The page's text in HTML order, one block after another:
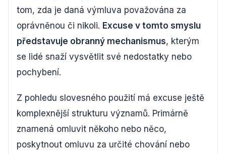
tom, zda je daná výmluva považována za
oprávněnou či nikoli. Excuse v tomto smyslu
představuje obranný mechanismus, kterým
se lidé snaží vysvětlit své nedostatky nebo
pochybení.
Z pohledu slovesného použití má excuse ještě
komplexnější strukturu významů. Primárně
znamená omluvit někoho nebo něco,
poskytnout omluvu za určité chování nebo